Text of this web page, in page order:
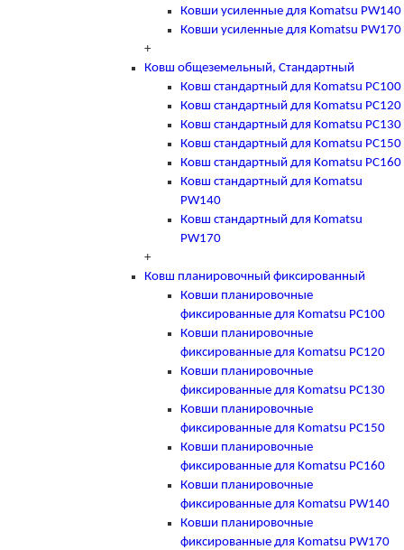
Ковши усиленные для Komatsu PW140
Ковши усиленные для Komatsu PW170
+
Ковш общеземельный, Стандартный
Ковш стандартный для Komatsu PC100
Ковш стандартный для Komatsu PC120
Ковш стандартный для Komatsu PC130
Ковш стандартный для Komatsu PC150
Ковш стандартный для Komatsu PC160
Ковш стандартный для Komatsu
PW140
Ковш стандартный для Komatsu
PW170
+
Ковш планировочный фиксированный
Ковши планировочные
фиксированные для Komatsu PC100
Ковши планировочные
фиксированные для Komatsu PC120
Ковши планировочные
фиксированные для Komatsu PC130
Ковши планировочные
фиксированные для Komatsu PC150
Ковши планировочные
фиксированные для Komatsu PC160
Ковши планировочные
фиксированные для Komatsu PW140
Ковши планировочные
фиксированные для Komatsu PW170